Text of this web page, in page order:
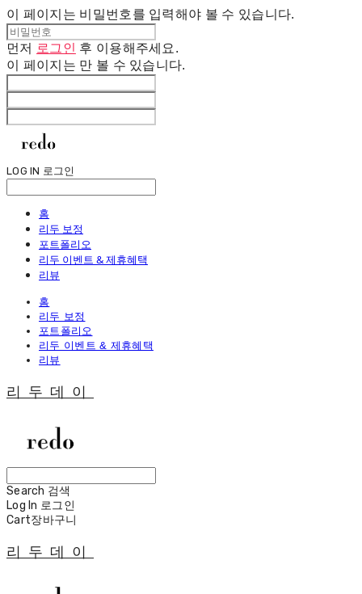
이 페이지는 비밀번호를 입력해야 볼 수 있습니다.
먼저 로그인 후 이용해주세요.
이 페이지는 만 볼 수 있습니다.
LOG IN 로그인
홈
리두 보정
포트폴리오
리두 이벤트 & 제휴혜택
리뷰
홈
리두 보정
포트폴리오
리두 이벤트 & 제휴혜택
리뷰
리두데이
Search 검색
Log In 로그인
Cart장바구니
리두데이